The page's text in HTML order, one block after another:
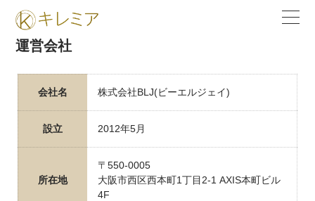
運営会社
会社名 株式会社BLJ(ビーエルジェイ)
設立 2012年5月
所在地
〒550-0005
大阪市西区西本町1丁目2-1 AXIS本町ビル
4F